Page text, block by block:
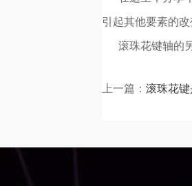
引起其他要素的
滚珠花键轴的另
上一篇： 滚珠花